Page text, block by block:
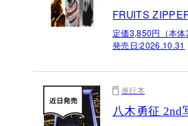
FRUITS
定価3,850円（本体
発売日:2026.10.31
単行本
八木勇征 2nd